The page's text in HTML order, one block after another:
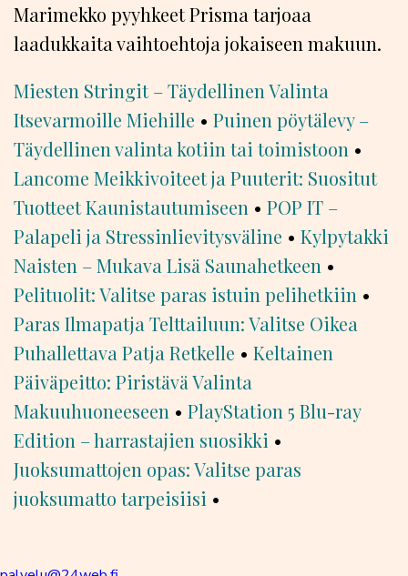
Marimekko pyyhkeet Prisma tarjoaa
laadukkaita vaihtoehtoja jokaiseen makuun.
Miesten Stringit – Täydellinen Valinta
Itsevarmoille Miehille • Puinen pöytälevy –
Täydellinen valinta kotiin tai toimistoon •
Lancome Meikkivoiteet ja Puuterit: Suositut
Tuotteet Kaunistautumiseen • POP IT –
Palapeli ja Stressinlievitysväline • Kylpytakki
Naisten – Mukava Lisä Saunahetkeen •
Pelituolit: Valitse paras istuin pelihetkiin •
Paras Ilmapatja Telttailuun: Valitse Oikea
Puhallettava Patja Retkelle • Keltainen
Päiväpeitto: Piristävä Valinta
Makuuhuoneeseen • PlayStation 5 Blu-ray
Edition – harrastajien suosikki •
Juoksumattojen opas: Valitse paras
juoksumatto tarpeisiisi •